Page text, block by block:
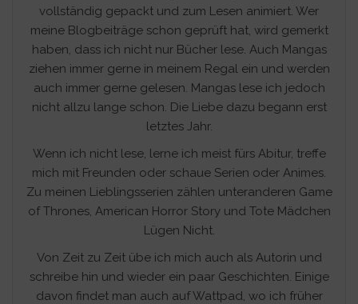
vollständig gepackt und zum Lesen animiert. Wer
meine Blogbeiträge schon geprüft hat, wird gemerkt
haben, dass ich nicht nur Bücher lese. Auch Mangas
ziehen immer gerne in meinem Regal ein und werden
auch immer gerne gelesen. Mangas lese ich jedoch
nicht allzu lange schon. Die Liebe dazu begann erst
letztes Jahr.
Wenn ich nicht lese, lerne ich meist fürs Abitur, treffe
mich mit Freunden oder schaue Serien oder Animes.
Zu meinen Lieblingsserien zählen unteranderen Game
of Thrones, American Horror Story und Tote Mädchen
Lügen Nicht.
Von Zeit zu Zeit übe ich mich auch als Autorin und
schreibe hin und wieder ein paar Geschichten. Einige
davon findet man auch auf Wattpad, wo ich früher